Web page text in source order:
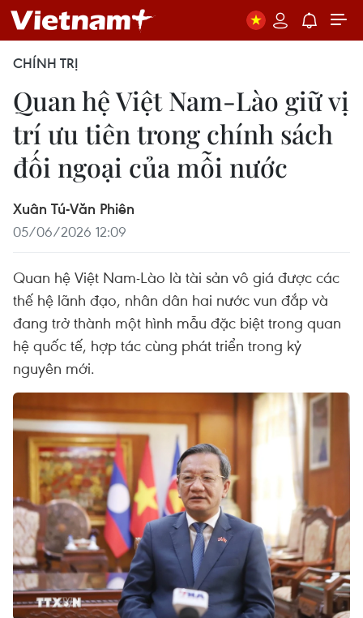
CHÍNH TRỊ
Quan hệ Việt Nam-Lào giữ vị
trí ưu tiên trong chính sách
đối ngoại của mỗi nước
Xuân Tú-Văn Phiên
05/06/2026 12:09
Quan hệ Việt Nam-Lào là tài sản vô giá được các
thế hệ lãnh đạo, nhân dân hai nước vun đắp và
đang trở thành một hình mẫu đặc biệt trong quan
hệ quốc tế, hợp tác cùng phát triển trong kỷ
nguyên mới.